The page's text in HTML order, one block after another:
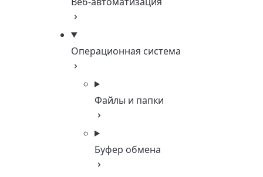
Операционная система
Файлы и папки
Буфер обмена